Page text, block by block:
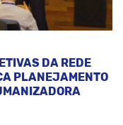
DA REDE
PLANEJAMENTO